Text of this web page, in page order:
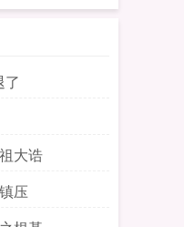
了
大诰
压